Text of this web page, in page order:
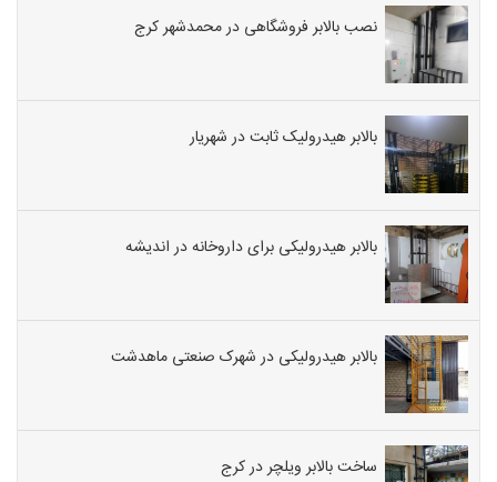
نصب بالابر فروشگاهی در محمدشهر کرج
بالابر هیدرولیک ثابت در شهریار
بالابر هیدرولیکی برای داروخانه در اندیشه
بالابر هیدرولیکی در شهرک صنعتی ماهدشت
ساخت بالابر ویلچر در کرج